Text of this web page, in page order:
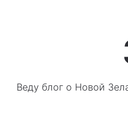
Веду блог о Новой